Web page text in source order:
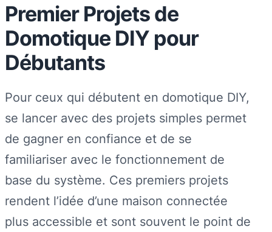
Premier Projets de
Domotique DIY pour
Débutants
Pour ceux qui débutent en domotique DIY,
se lancer avec des projets simples permet
de gagner en confiance et de se
familiariser avec le fonctionnement de
base du système. Ces premiers projets
rendent l’idée d’une maison connectée
plus accessible et sont souvent le point de